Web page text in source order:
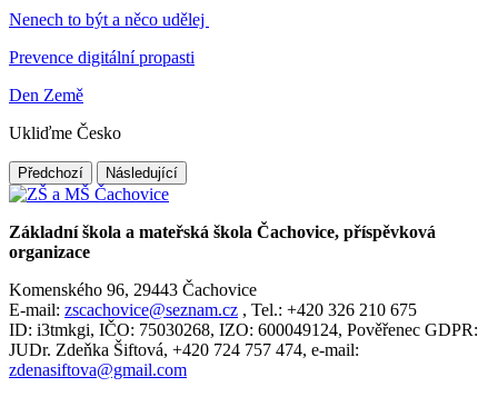
Nenech to být a něco udělej
Prevence digitální propasti
Den Země
Ukliďme Česko
Předchozí Následující
Základní škola a mateřská škola Čachovice, příspěvková
organizace
Komenského 96, 29443 Čachovice
E-mail: zscachovice@seznam.cz , Tel.: +420 326 210 675
ID: i3tmkgi, IČO: 75030268, IZO: 600049124, Pověřenec GDPR:
JUDr. Zdeňka Šiftová, +420 724 757 474, e-mail:
zdenasiftova@gmail.com